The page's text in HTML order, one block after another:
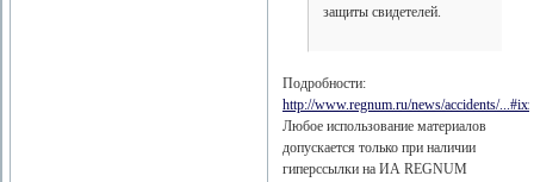
защиты свидетелей.
Подробности:
http://www.regnum.ru/news/accidents/
Любое использование материалов
допускается только при наличии
гиперссылки на ИА REGNUM